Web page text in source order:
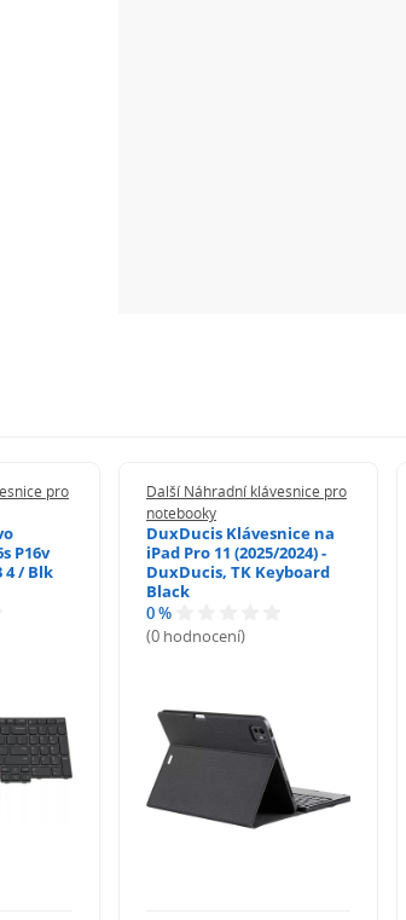
pro
P16v
4 / Blk
Další Náhradní klávesnice pro
notebooky
DuxDucis Klávesnice na
iPad Pro 11 (2025/2024) -
DuxDucis, TK Keyboard
Black
0 %
(0 hodnocení)